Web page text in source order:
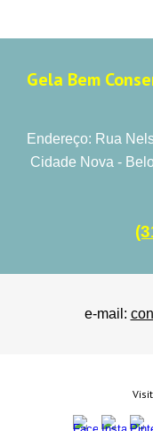
Gela Bem
Endereço: Rua
Cidade Nova -
e-mail: